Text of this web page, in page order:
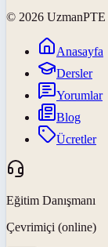
© 2026 UzmanPTE
Anasayfa
Dersler
Yorumlar
Blog
Ücretler
Eğitim Danışmanı
Çevrimiçi (online)